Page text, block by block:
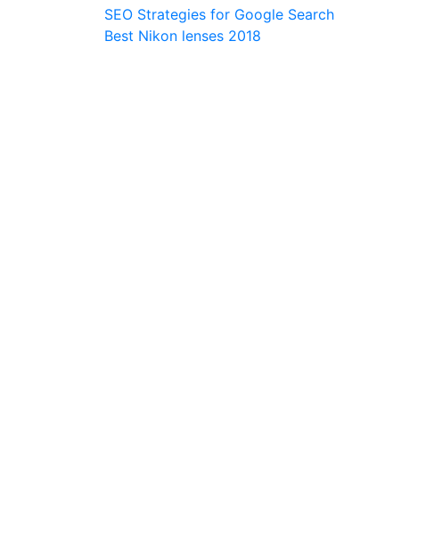
Navigation
de
SEO Strategies for Google Search
Best Nikon lenses 2018